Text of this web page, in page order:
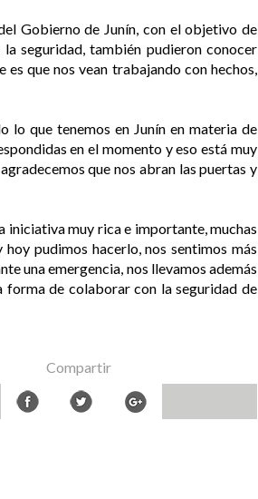
Gobierno de Junín, con el objetivo de
seguridad, también pudieron conocer
que nos vean trabajando con hechos,
lo que tenemos en Junín en materia de
en el momento y eso está muy
que nos abran las puertas y
iniciativa muy rica e importante, muchas
pudimos hacerlo, nos sentimos más
una emergencia, nos llevamos además
forma de colaborar con la seguridad de
Compartir